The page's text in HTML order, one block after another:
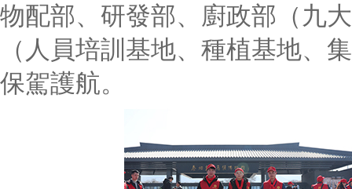
物配部、研發部、廚政部（九
（人員培訓基地、種植基地、
保駕護航。